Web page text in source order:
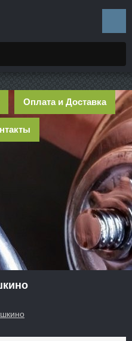
Оплата и Доставка